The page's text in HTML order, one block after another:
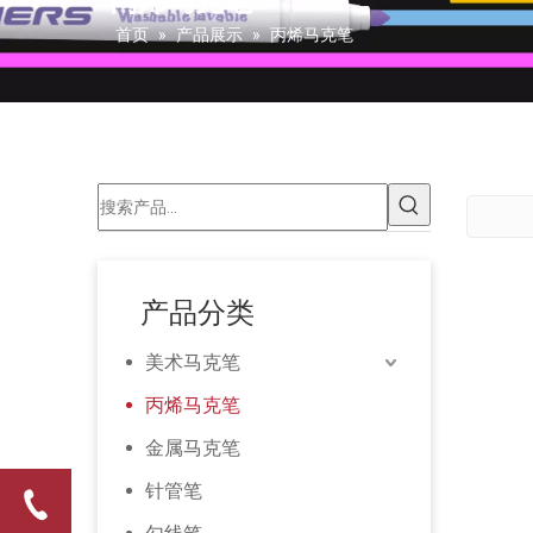
首页 » 产品展示 » 丙烯马克笔
产品分类
美术马克笔
丙烯马克笔
金属马克笔
针管笔